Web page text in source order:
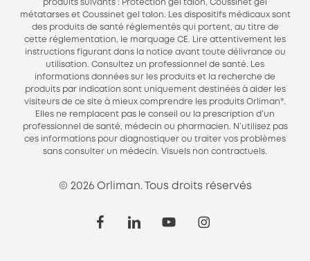
produits suivants : Protection gel talon, Coussinet gel
métatarses et Coussinet gel talon. Les dispositifs médicaux sont
des produits de santé réglementés qui portent, au titre de
cette réglementation, le marquage CE. Lire attentivement les
instructions figurant dans la notice avant toute délivrance ou
utilisation. Consultez un professionnel de santé. Les
informations données sur les produits et la recherche de
produits par indication sont uniquement destinées à aider les
visiteurs de ce site à mieux comprendre les produits Orliman®.
Elles ne remplacent pas le conseil ou la prescription d’un
professionnel de santé, médecin ou pharmacien. N’utilisez pas
ces informations pour diagnostiquer ou traiter vos problèmes
sans consulter un médecin. Visuels non contractuels.
© 2026 Orliman. Tous droits réservés
facebooklinkedinyoutubeinstagram